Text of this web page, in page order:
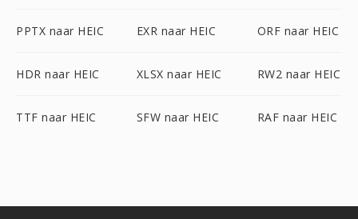
PPTX naar HEIC EXR naar HEIC ORF naar HEIC
HDR naar HEIC XLSX naar HEIC RW2 naar HEIC
TTF naar HEIC SFW naar HEIC RAF naar HEIC